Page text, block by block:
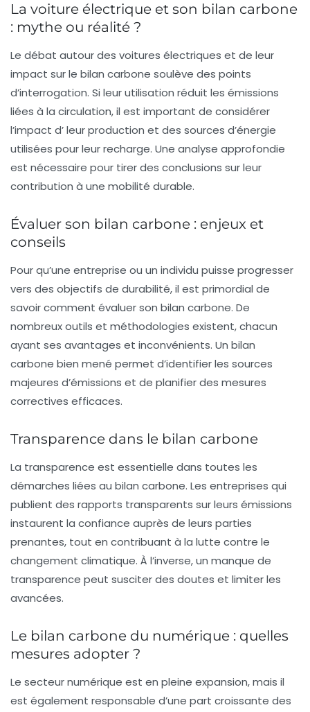
La voiture électrique et son bilan carbone
: mythe ou réalité ?
Le débat autour des voitures électriques et de leur
impact sur le bilan carbone soulève des points
d’interrogation. Si leur utilisation réduit les émissions
liées à la circulation, il est important de considérer
l’impact d’ leur production et des sources d’énergie
utilisées pour leur recharge. Une analyse approfondie
est nécessaire pour tirer des conclusions sur leur
contribution à une mobilité durable.
Évaluer son bilan carbone : enjeux et
conseils
Pour qu’une entreprise ou un individu puisse progresser
vers des objectifs de durabilité, il est primordial de
savoir comment évaluer son bilan carbone. De
nombreux outils et méthodologies existent, chacun
ayant ses avantages et inconvénients. Un bilan
carbone bien mené permet d’identifier les sources
majeures d’émissions et de planifier des mesures
correctives efficaces.
Transparence dans le bilan carbone
La transparence est essentielle dans toutes les
démarches liées au bilan carbone. Les entreprises qui
publient des rapports transparents sur leurs émissions
instaurent la confiance auprès de leurs parties
prenantes, tout en contribuant à la lutte contre le
changement climatique. À l’inverse, un manque de
transparence peut susciter des doutes et limiter les
avancées.
Le bilan carbone du numérique : quelles
mesures adopter ?
Le secteur numérique est en pleine expansion, mais il
est également responsable d’une part croissante des